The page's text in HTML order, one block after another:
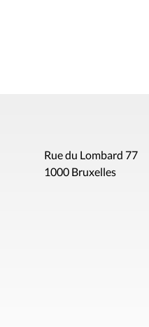
Rue du Lombard 77
1000 Bruxelles